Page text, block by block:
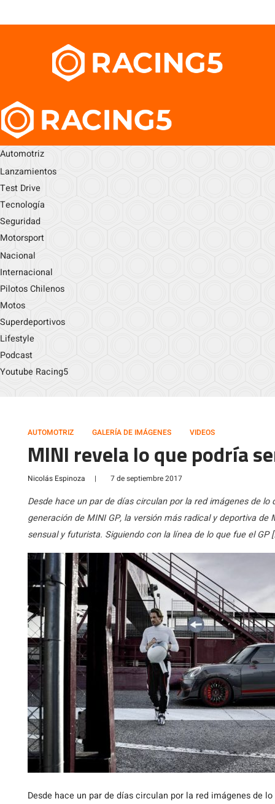
Automotriz
Lanzamientos
Test Drive
Tecnología
Seguridad
Motorsport
Nacional
Internacional
Pilotos Chilenos
Motos
Superdeportivos
Lifestyle
Podcast
Youtube Racing5
AUTOMOTRIZ GALERÍA DE IMÁGENES VIDEOS
MINI revela lo que podría
Nicolás Espinoza | 7 de septiembre 2017
Desde hace un par de días circulan por la red imágenes de
generación de MINI GP, la versión más radical y deportiva
sensual y futurista. Siguiendo con la línea de lo que fue el GP
Desde hace un par de días circulan por la red imágenes de